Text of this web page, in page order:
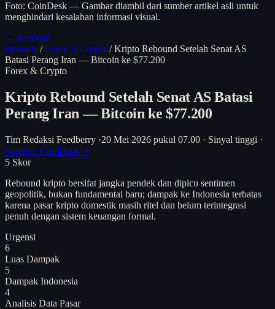
Foto: CoinDesk — Gambar diambil dari sumber artikel asli untuk
menghindari kesalahan informasi visual.
← Kembali
Beranda / Forex & Crypto / Kripto Rebound Setelah Senat AS
Batasi Perang Iran — Bitcoin ke $77.200
Forex & Crypto
Kripto Rebound Setelah Senat AS Batasi
Perang Iran — Bitcoin ke $77.200
Tim Redaksi Feedberry ·20 Mei 2026 pukul 07.00 · Sinyal tinggi ·
Sumber: CoinDesk ↗
5 Skor
Rebound kripto bersifat jangka pendek dan dipicu sentimen
geopolitik, bukan fundamental baru; dampak ke Indonesia terbatas
karena pasar kripto domestik masih ritel dan belum terintegrasi
penuh dengan sistem keuangan formal.
Urgensi
6
Luas Dampak
5
Dampak Indonesia
4
Analisis Data Pasar